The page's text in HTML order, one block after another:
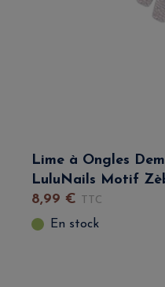
Lime à Ongles
LuluNails Motif
8,99 € TTC
En stock